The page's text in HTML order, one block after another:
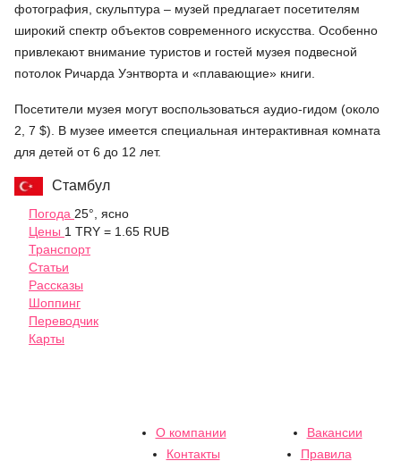
фотография, скульптура – музей предлагает посетителям
широкий спектр объектов современного искусства. Особенно
привлекают внимание туристов и гостей музея подвесной
потолок Ричарда Уэнтворта и «плавающие» книги.
Посетители музея могут воспользоваться аудио-гидом (около
2, 7 $). В музее имеется специальная интерактивная комната
для детей от 6 до 12 лет.
Стамбул
Погода 25°, ясно
Цены 1 TRY = 1.65 RUB
Транспорт
Статьи
Рассказы
Шоппинг
Переводчик
Карты
О компании
Вакансии
Контакты
Правила